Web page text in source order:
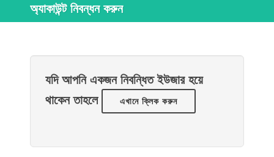
অ্যাকাউন্ট নিবন্ধন করুন
যদি আপনি একজন নিবন্ধিত ইউজার হয়ে
থাকেন তাহলে
এখানে ক্লিক করুন